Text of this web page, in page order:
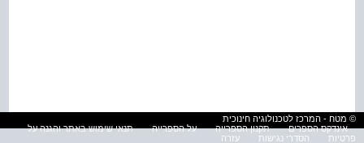
© מטח - המרכז לטכנולוגיה חינוכית
אינדקס הספרים
תקנון הספרייה על הספרייה
תנאי שימוש באתר והגנה על
פרטיות
הסדרי נגישות עזרה